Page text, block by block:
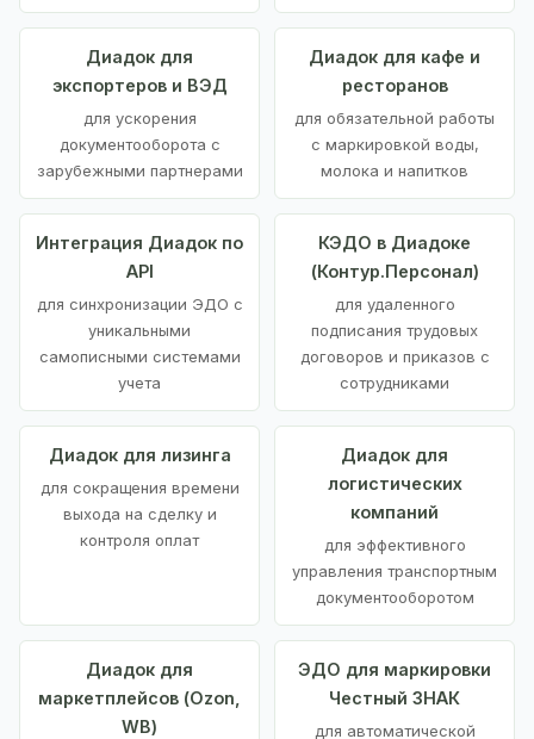
Диадок для
экспортеров и ВЭД
для ускорения
документооборота с
зарубежными партнерами
Диадок для кафе и
ресторанов
для обязательной работы
с маркировкой воды,
молока и напитков
Интеграция Диадок по
API
для синхронизации ЭДО с
уникальными
самописными системами
учета
КЭДО в Диадоке
(Контур.Персонал)
для удаленного
подписания трудовых
договоров и приказов с
сотрудниками
Диадок для лизинга
для сокращения времени
выхода на сделку и
контроля оплат
Диадок для
логистических
компаний
для эффективного
управления транспортным
документооборотом
Диадок для
маркетплейсов (Ozon,
WB)
ЭДО для маркировки
Честный ЗНАК
для автоматической